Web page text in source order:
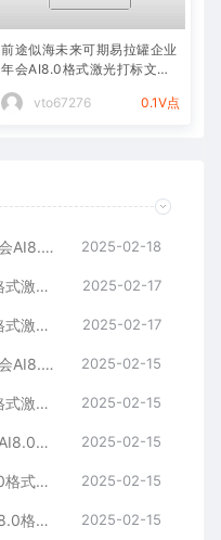
前途似海未来可期易拉罐企业
年会AI8.0格式激光打标文件
vto67276
0.1V点
遂风领航向阳而生易拉罐企业年会AI8.0格式激光打标文件通用矢量图 2025-02-18
年年有余新春贺词艺术字AI8.0格式激光打标文件通用矢量图 2025-02-17
在一起赢未来书法艺术字AI8.0格式激光打标文件通用矢量图 2025-02-17
前途似海未来可期易拉罐企业年会AI8.0格式激光打标文件通用矢量图 2025-02-15
携手共赢易拉罐企业年会AI8.0格式激光打标文件通用矢量图 2025-02-15
皓月当空桃李满园中秋节艺术字AI8.0格式激光打标文件通用矢量图 2025-02-15
元宵节节日祝福书法艺术字AI8.0格式激光打标文件通用矢量图 2025-02-15
月满中秋节日祝福书法艺术字AI8.0格式激光打标文件通用矢量图 2025-02-15